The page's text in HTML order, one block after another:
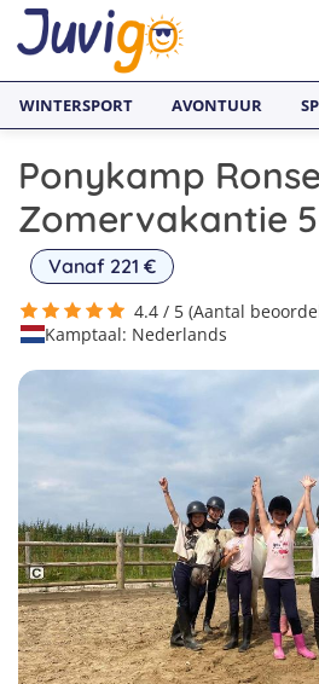
BESTEMMINGEN
België
Duitsland
Italië
Malta
Nederland
Buitenland
SURFKAMPEN
Surfkampen België
Surfkampen Frankrijk
Surfkampen Spanje
Surfkampen Portugal
Surfkampen Nederland
Surfkampen Sri Lanka
Surfkampen Buitenland
Surfkampen 18+
TAALVAKANTIES
Taalvakanties Frans
Taalvakanties Engels
Taalvakanties Spaans
Taalvakanties Nederlands
Taalvakanties Duits
Taalvakanties Italiaans
Jongeren
Jongvolwassenen
WINTERSPORT AVONTUUR
Ponykamp
Zomervakantie
Vanaf 221 €
4.4 / 5 (Aantal
Kamptaal: Nederlands